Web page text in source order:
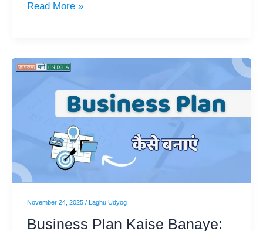
Read More »
November 24, 2025 / Laghu Udyog
Business Plan Kaise Banaye:
Business
Banaye:
Guide